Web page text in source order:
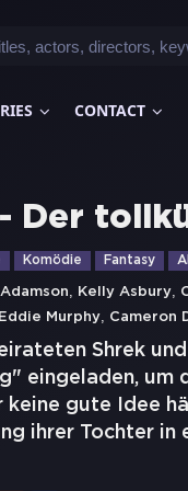
CONTACT
Der
Komödie Fantasy
, Kelly Asbury,
Eddie Murphy, Cameron
Shrek
eingeladen, um
keine gute Idee
ihrer Tochter in